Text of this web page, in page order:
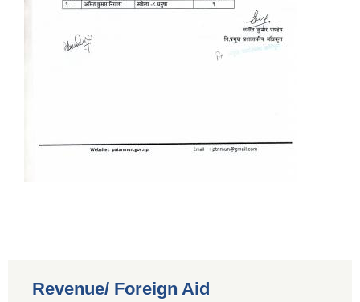
Revenue/ Foreign Aid